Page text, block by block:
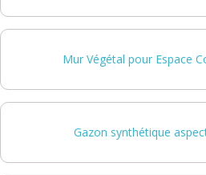
Mur Végétal pour Espace
Gazon synthétique